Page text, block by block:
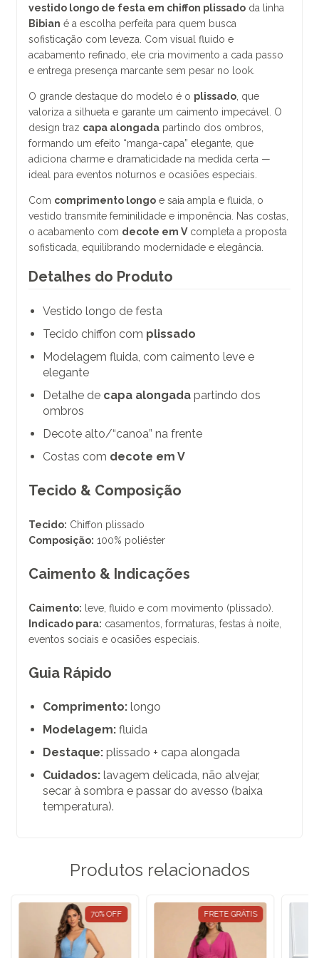
vestido longo de festa em chiffon plissado da linha
Bibian é a escolha perfeita para quem busca
sofisticação com leveza. Com visual fluido e
acabamento refinado, ele cria movimento a cada passo
e entrega presença marcante sem pesar no look.
O grande destaque do modelo é o plissado , que
valoriza a silhueta e garante um caimento impecável. O
design traz capa alongada partindo dos ombros,
formando um efeito “manga-capa” elegante, que
adiciona charme e dramaticidade na medida certa —
ideal para eventos noturnos e ocasiões especiais.
Com comprimento longo e saia ampla e fluida, o
vestido transmite feminilidade e imponência. Nas costas,
o acabamento com decote em Vcompleta a proposta
sofisticada, equilibrando modernidade e elegância.
Detalhes do Produto
Vestido longo de festa
Tecido chiffon com plissado
Modelagem fluida, com caimento leve e
elegante
Detalhe de capa alongada partindo dos
ombros
Decote alto/“canoa” na frente
Costas com decote em V
Tecido & Composição
Tecido: Chiffon plissado
Composição: 100% poliéster
Caimento & Indicações
Caimento: leve, fluido e com movimento (plissado).
Indicado para: casamentos, formaturas, festas à noite,
eventos sociais e ocasiões especiais.
Guia Rápido
Comprimento: longo
Modelagem: fluida
Destaque: plissado + capa alongada
Cuidados: lavagem delicada, não alvejar,
secar à sombra e passar do avesso (baixa
temperatura).
Produtos relacionados
70%OFF FRETE GRÁTIS